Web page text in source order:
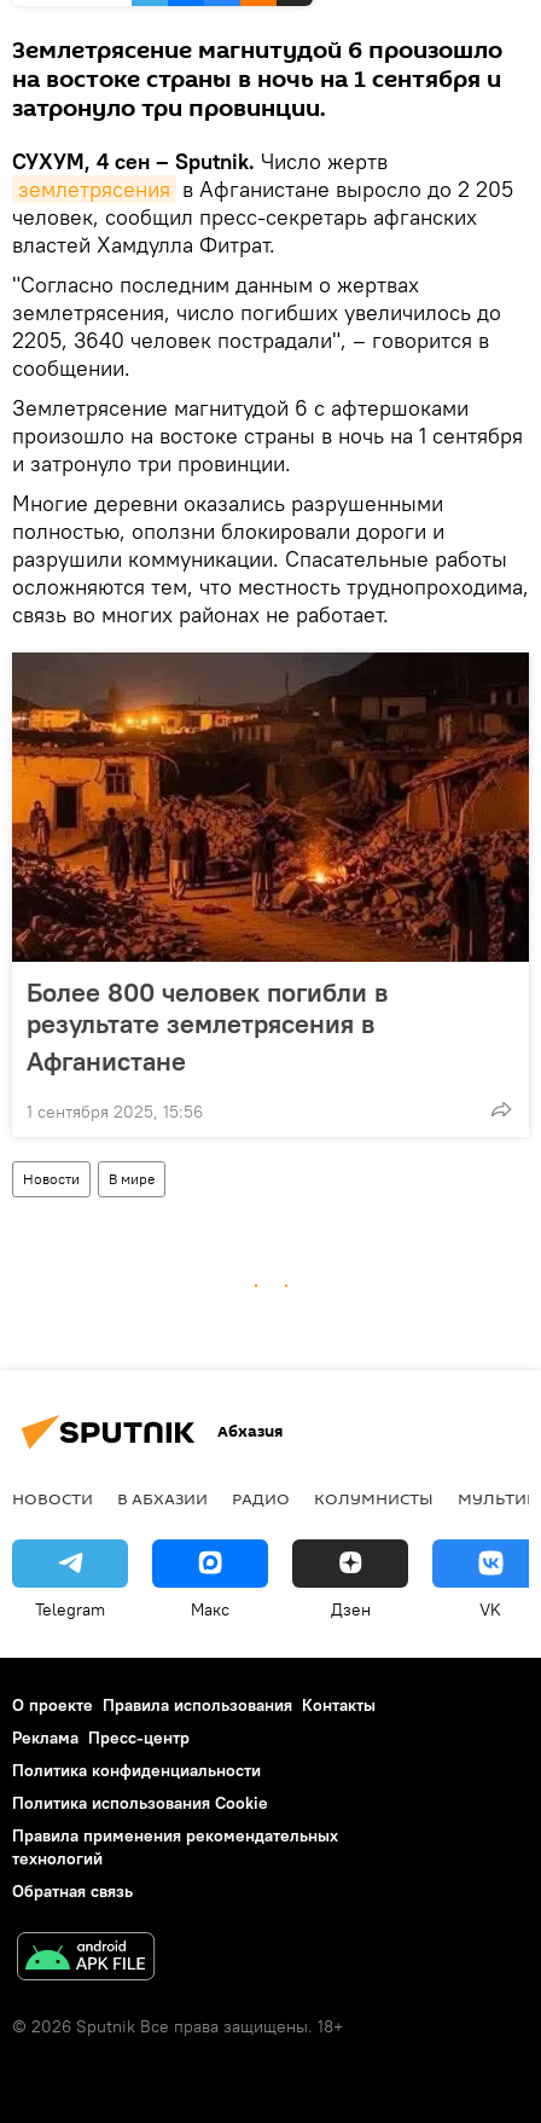
Землетрясение магнитудой 6 произошло
на востоке страны в ночь на 1 сентября и
затронуло три провинции.
СУХУМ, 4 сен – Sputnik. Число жертв
землетрясения в Афганистане выросло до 2 205
человек, сообщил пресс-секретарь афганских
властей Хамдулла Фитрат.
"Согласно последним данным о жертвах
землетрясения, число погибших увеличилось до
2205, 3640 человек пострадали", – говорится в
сообщении.
Землетрясение магнитудой 6 с афтершоками
произошло на востоке страны в ночь на 1 сентября
и затронуло три провинции.
Многие деревни оказались разрушенными
полностью, оползни блокировали дороги и
разрушили коммуникации. Спасательные работы
осложняются тем, что местность труднопроходима,
связь во многих районах не работает.
Более 800 человек погибли в
результате землетрясения в
Афганистане
1 сентября 2025, 15:56
Новости В мире
Абхазия
НОВОСТИ В АБХАЗИИ РАДИО КОЛУМНИСТЫ
Telegram Макс Дзен VK
О проекте Правила использования Контакты
Реклама Пресс-центр
Политика конфиденциальности
Политика использования Cookie
Правила применения рекомендательных
технологий
Обратная связь
© 2026 Sputnik Все права защищены. 18+